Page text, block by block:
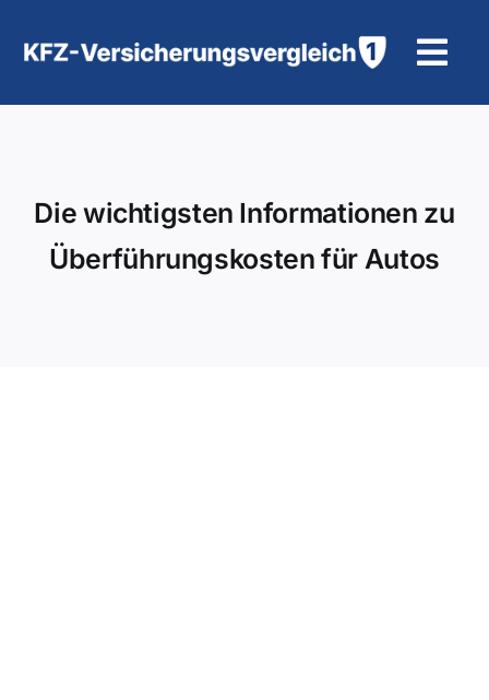
Inhalt
Hilfe und Kontakt
Die wichtigsten Informationen zu
Überführungskosten für Autos